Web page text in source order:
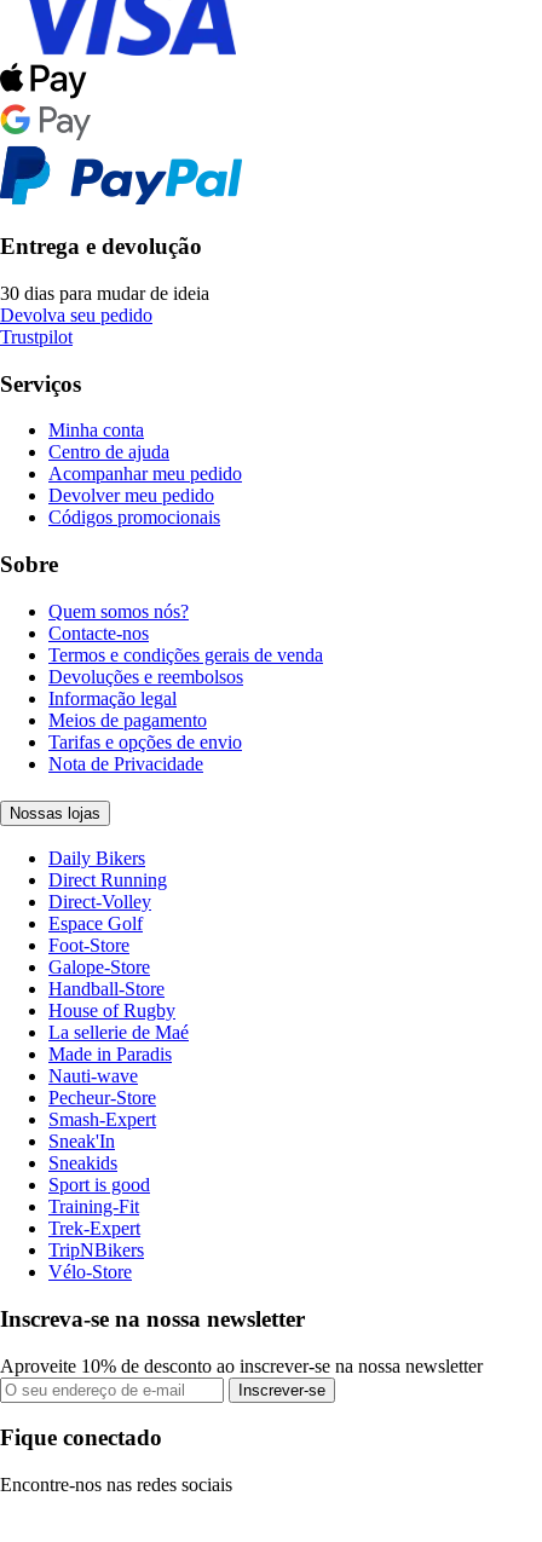
Entrega e devolução
30 dias para mudar de ideia
Devolva seu pedido
Trustpilot
Serviços
Minha conta
Centro de ajuda
Acompanhar meu pedido
Devolver meu pedido
Códigos promocionais
Sobre
Quem somos nós?
Contacte-nos
Termos e condições gerais de venda
Devoluções e reembolsos
Informação legal
Meios de pagamento
Tarifas e opções de envio
Nota de Privacidade
Nossas lojas
Daily Bikers
Direct Running
Direct-Volley
Espace Golf
Foot-Store
Galope-Store
Handball-Store
House of Rugby
La sellerie de Maé
Made in Paradis
Nauti-wave
Pecheur-Store
Smash-Expert
Sneak'In
Sneakids
Sport is good
Training-Fit
Trek-Expert
TripNBikers
Vélo-Store
Inscreva-se na nossa newsletter
Aproveite 10% de desconto ao inscrever-se na nossa newsletter
Inscrever-se
Fique conectado
Encontre-nos nas redes sociais